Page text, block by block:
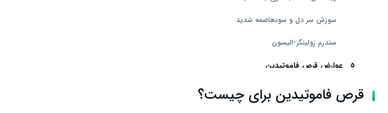
سوزش سر دل و سوءهاضمه شدید
سندرم زولینگر-الیسون
عوارض قرص فاموتیدین
عوارض جدی یا خطرناک
قرص فاموتیدین برای چیست؟